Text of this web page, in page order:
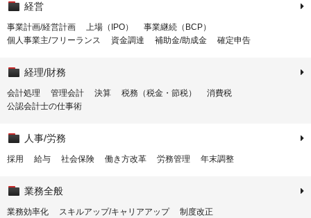
経営
事業計画/経営計画 上場（IPO）
事業継続（BCP）
個人事業主/フリーランス
資金調達 補助金/助成金 確定申告
経理/財務
会計処理 管理会計 決算 税務（税金・節税）
消費税
公認会計士の仕事術
人事/労務
採用 給与 社会保険 働き方改革 労務管理 年末調整
業務全般
業務効率化 スキルアップ/キャリアアップ 制度改正